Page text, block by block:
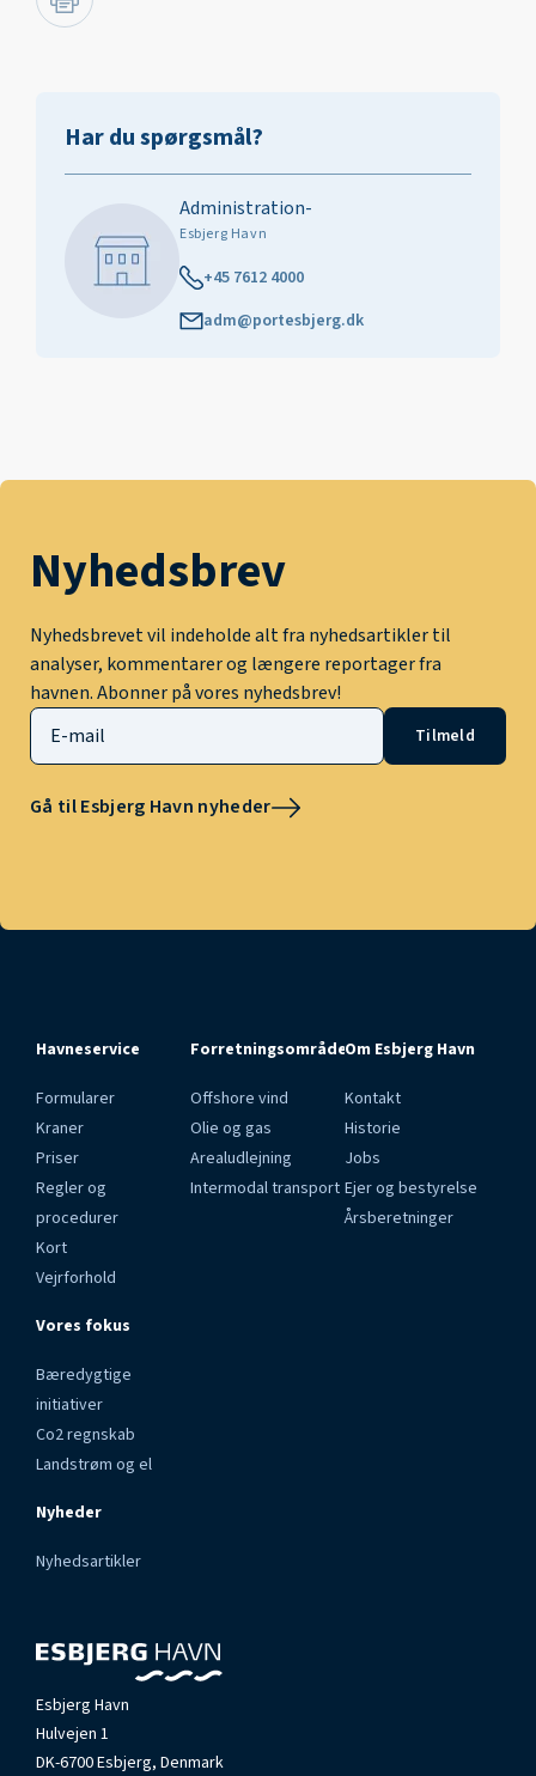
Har du spørgsmål?
Administration-
Esbjerg Havn
+45 7612 4000
adm@portesbjerg.dk
Nyhedsbrev
Nyhedsbrevet vil indeholde alt fra nyhedsartikler til
analyser, kommentarer og længere reportager fra
havnen. Abonner på vores nyhedsbrev!
Tilmeld
Gå til Esbjerg Havn nyheder
Esbjerg Havn
Hulvejen 1
DK-6700 Esbjerg, Denmark
Havneservice
Formularer
Kraner
Priser
Regler og
procedurer
Kort
Vejrforhold
Forretningsområder
Offshore vind
Olie og gas
Arealudlejning
Intermodal transport
Om Esbjerg Havn
Kontakt
Historie
Jobs
Ejer og bestyrelse
Årsberetninger
Vores fokus
Bæredygtige
initiativer
Co2 regnskab
Landstrøm og el
Nyheder
Nyhedsartikler